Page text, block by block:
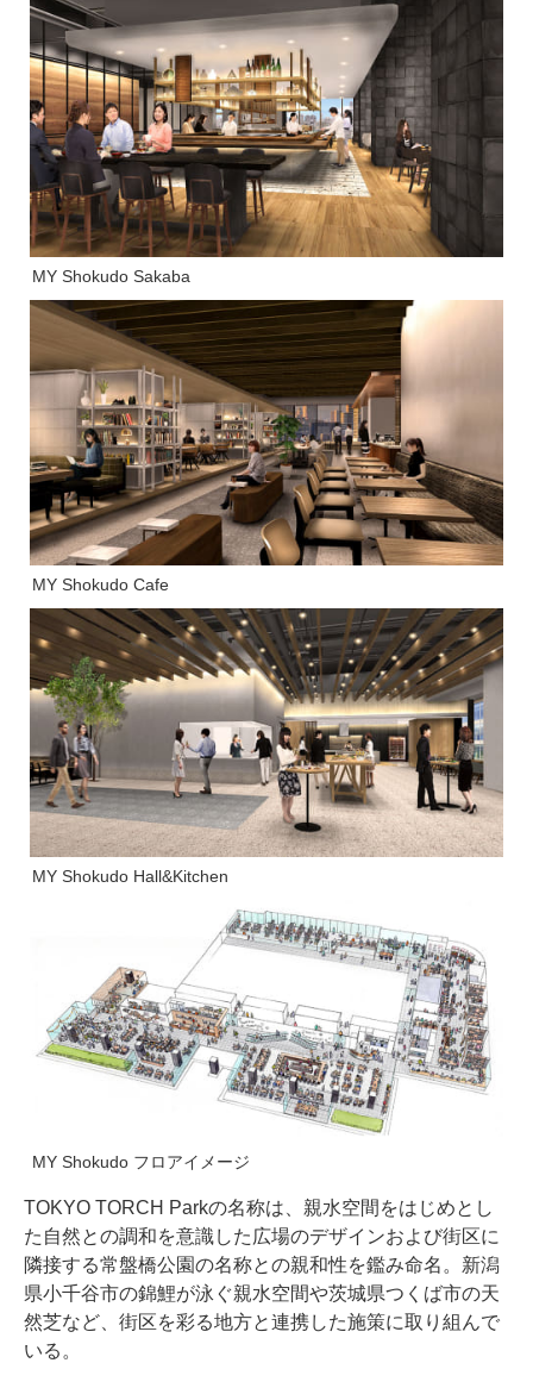
MY Shokudo Sakaba
MY Shokudo Cafe
MY Shokudo Hall&Kitchen
MY Shokudo フロアイメージ
TOKYO TORCH Parkの名称は、親水空間をはじめとし
た自然との調和を意識した広場のデザインおよび街区に
隣接する常盤橋公園の名称との親和性を鑑み命名。新潟
県小千谷市の錦鯉が泳ぐ親水空間や茨城県つくば市の天
然芝など、街区を彩る地方と連携した施策に取り組んで
いる。